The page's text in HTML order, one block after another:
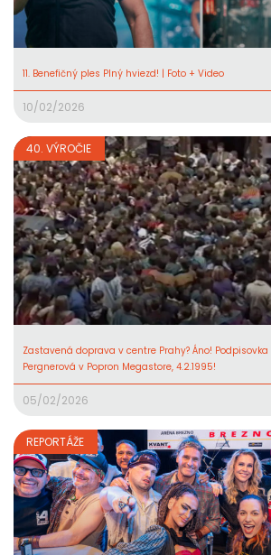
11. Benefičný ples Plný hviezd! | Foto + Video
10/02/2026
40. VÝROČIE
Zastavená doprava v centre Prahy? Áno! Podpisovka
Pergnerová v Popron Megastore, 4.2.1995!
05/02/2026
REPORTÁŽE